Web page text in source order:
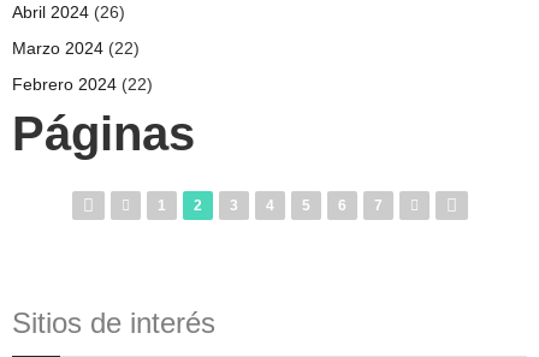
Abril 2024 (26)
Marzo 2024 (22)
Febrero 2024 (22)
Páginas
1 2 3 4 5 6 7
Sitios de interés